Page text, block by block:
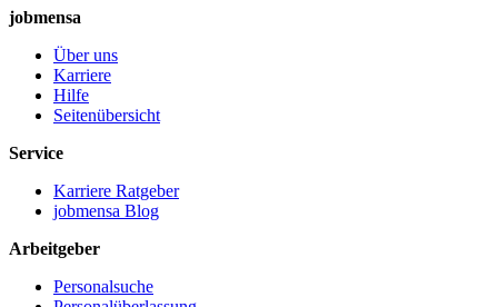
jobmensa
Über uns
Karriere
Hilfe
Seitenübersicht
Service
Karriere Ratgeber
jobmensa Blog
Arbeitgeber
Personalsuche